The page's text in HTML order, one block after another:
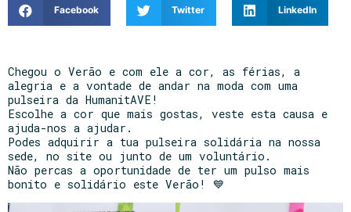
Facebook Twitter LinkedIn
Chegou o Verão e com ele a cor, as férias, a
alegria e a vontade de andar na moda com uma
pulseira da HumanitAVE!
Escolhe a cor que mais gostas, veste esta causa e
ajuda-nos a ajudar.
Podes adquirir a tua pulseira solidária na nossa
sede, no site ou junto de um voluntário.
Não percas a oportunidade de ter um pulso mais
bonito e solidário este Verão! 💙